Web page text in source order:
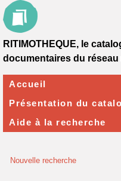
Nouvelle recherche
RITIMOTHEQUE, le
documentaires du réseau
Accueil
Présentation du
Aide à la recherche